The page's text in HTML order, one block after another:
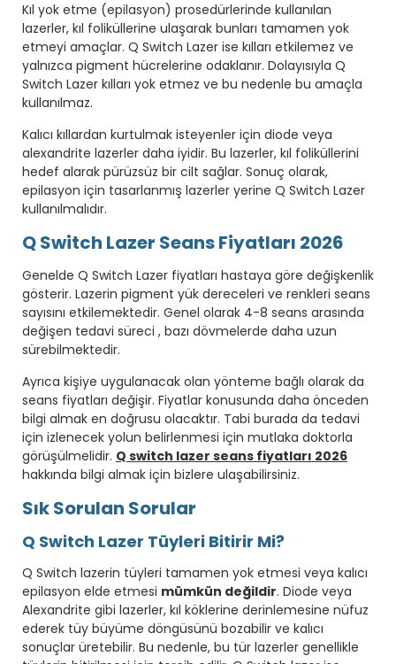
Kıl yok etme (epilasyon) prosedürlerinde kullanılan
lazerler, kıl foliküllerine ulaşarak bunları tamamen yok
etmeyi amaçlar. Q Switch Lazer ise kılları etkilemez ve
yalnızca pigment hücrelerine odaklanır. Dolayısıyla Q
Switch Lazer kılları yok etmez ve bu nedenle bu amaçla
kullanılmaz.
Kalıcı kıllardan kurtulmak isteyenler için diode veya
alexandrite lazerler daha iyidir. Bu lazerler, kıl foliküllerini
hedef alarak pürüzsüz bir cilt sağlar. Sonuç olarak,
epilasyon için tasarlanmış lazerler yerine Q Switch Lazer
kullanılmalıdır.
Q Switch Lazer Seans Fiyatları 2026
Genelde Q Switch Lazer fiyatları hastaya göre değişkenlik
gösterir. Lazerin pigment yük dereceleri ve renkleri seans
sayısını etkilemektedir. Genel olarak 4-8 seans arasında
değişen tedavi süreci , bazı dövmelerde daha uzun
sürebilmektedir.
Ayrıca kişiye uygulanacak olan yönteme bağlı olarak da
seans fiyatları değişir. Fiyatlar konusunda daha önceden
bilgi almak en doğrusu olacaktır. Tabi burada da tedavi
için izlenecek yolun belirlenmesi için mutlaka doktorla
görüşülmelidir. Q switch lazer seans fiyatları 2026
hakkında bilgi almak için bizlere ulaşabilirsiniz.
Sık Sorulan Sorular
Q Switch Lazer Tüyleri Bitirir Mi?
Q Switch lazerin tüyleri tamamen yok etmesi veya kalıcı
epilasyon elde etmesi mümkün değildir. Diode veya
Alexandrite gibi lazerler, kıl köklerine derinlemesine nüfuz
ederek tüy büyüme döngüsünü bozabilir ve kalıcı
sonuçlar üretebilir. Bu nedenle, bu tür lazerler genellikle